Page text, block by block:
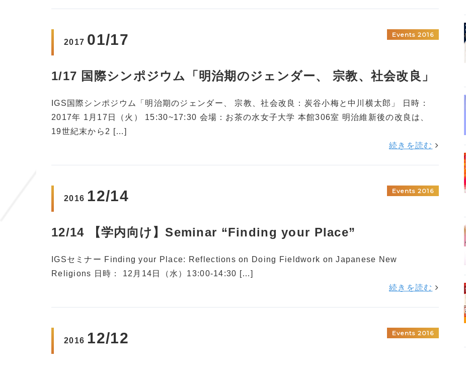
2017 01/17 Events 2016
1/17 国際シンポジウム「明治期のジェンダー、 宗教、社会改良」
IGS国際シンポジウム「明治期のジェンダー、 宗教、社会改良：炭谷小梅と中川横太郎」 日時：
2017年 1月17日（火） 15:30~17:30 会場：お茶の水女子大学 本館306室 明治維新後の改良は、
19世紀末から2 […]
続きを読む
2016 12/14 Events 2016
12/14 【学内向け】Seminar “Finding your Place”
IGSセミナー Finding your Place: Reflections on Doing Fieldwork on Japanese New
Religions 日時： 12月14日（水）13:00-14:30 […]
続きを読む
2016 12/12 Events 2016